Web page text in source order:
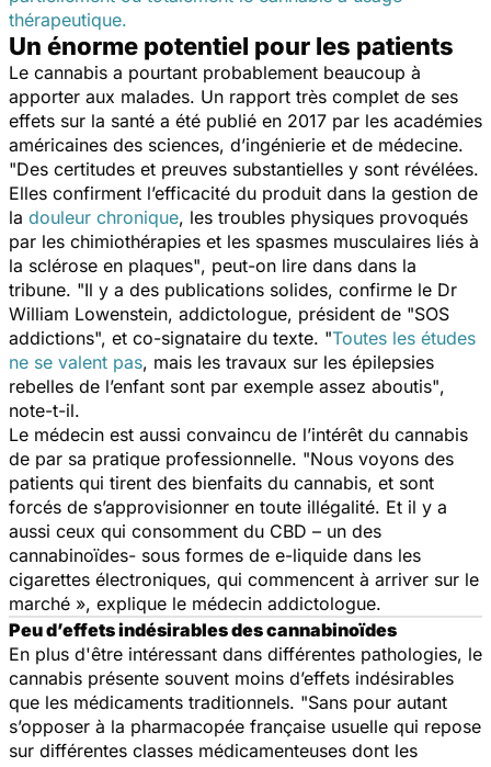
thérapeutique.
Un énorme potentiel pour les patients
Le cannabis a pourtant probablement beaucoup à
apporter aux malades. Un rapport très complet de ses
effets sur la santé a été publié en 2017 par les académies
américaines des sciences, d’ingénierie et de médecine.
"Des certitudes et preuves substantielles y sont révélées.
Elles confirment l’efficacité du produit dans la gestion de
la douleur chronique, les troubles physiques provoqués
par les chimiothérapies et les spasmes musculaires liés à
la sclérose en plaques", peut-on lire dans dans la
tribune. "Il y a des publications solides, confirme le Dr
William Lowenstein, addictologue, président de "SOS
addictions", et co-signataire du texte. "Toutes les études
ne se valent pas, mais les travaux sur les épilepsies
rebelles de l’enfant sont par exemple assez aboutis",
note-t-il.
Le médecin est aussi convaincu de l’intérêt du cannabis
de par sa pratique professionnelle. "Nous voyons des
patients qui tirent des bienfaits du cannabis, et sont
forcés de s’approvisionner en toute illégalité. Et il y a
aussi ceux qui consomment du CBD – un des
cannabinoïdes- sous formes de e-liquide dans les
cigarettes électroniques, qui commencent à arriver sur le
marché », explique le médecin addictologue.
Peu d’effets indésirables des cannabinoïdes
En plus d'être intéressant dans différentes pathologies, le
cannabis présente souvent moins d’effets indésirables
que les médicaments traditionnels. "Sans pour autant
s’opposer à la pharmacopée française usuelle qui repose
sur différentes classes médicamenteuses dont les